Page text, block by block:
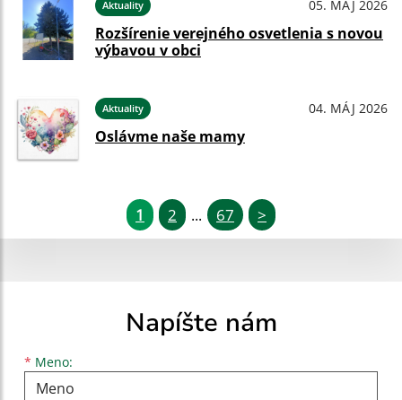
Aktuality 05. MÁJ 2026
Rozšírenie verejného osvetlenia s novou
výbavou v obci
Aktuality 04. MÁJ 2026
Oslávme naše mamy
1 2 ... 67 >
Napíšte nám
* Meno:
Meno
Priezvisko
E-mailová adresa